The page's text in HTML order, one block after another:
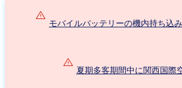
モバイルバッテリーの機内持ち込
夏期多客期間中に関西国際